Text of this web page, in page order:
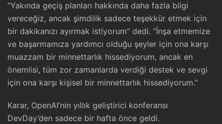
“Yakında geçiş planları hakkında daha fazla bilgi
vereceğiz, ancak şimdilik sadece teşekkür etmek için
bir dakikanızı ayırmak istiyorum” dedi. “İnşa etmemize
ve başarmamıza yardımcı olduğu şeyler için ona karşı
muazzam bir minnettarlık hissediyorum, ancak en
önemlisi, tüm zor zamanlarda verdiği destek ve sevgi
için ona karşı kişisel bir minnettarlık hissediyorum.”
Karar, OpenAI’nin yıllık geliştirici konferansı
DevDay’den sadece bir hafta önce geldi.